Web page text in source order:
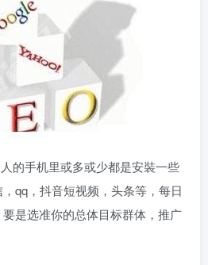
手机里或多或少都是安裝一些
qq，抖音短视频，头条等，每日
是选准你的总体目标群体，推广